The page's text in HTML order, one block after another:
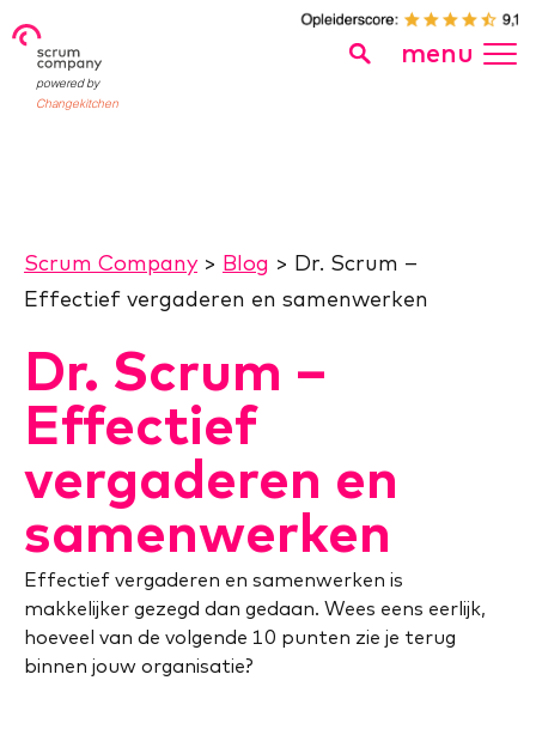
powered by
Changekitchen
menu
Scrum Company> Blog > Dr. Scrum –
Effectief vergaderen en samenwerken
Dr. Scrum –
Effectief
vergaderen en
samenwerken
Effectief vergaderen en samenwerken is
makkelijker gezegd dan gedaan. Wees eens eerlijk,
hoeveel van de volgende 10 punten zie je terug
binnen jouw organisatie?